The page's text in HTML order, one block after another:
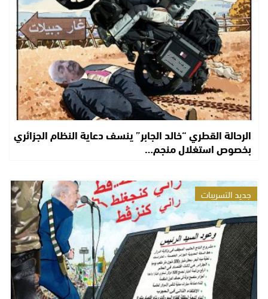
الرحالة القطري “خالد الجابر” ينسف دعاية النظام الجزائري
بخصوص استغلال منجم…
جديد التسريبات